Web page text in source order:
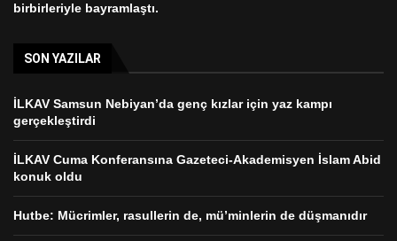
birbirleriyle bayramlaştı.
SON YAZILAR
İLKAV Samsun Nebiyan’da genç kızlar için yaz kampı
gerçekleştirdi
İLKAV Cuma Konferansına Gazeteci-Akademisyen İslam Abid
konuk oldu
Hutbe: Mücrimler, rasullerin de, mü’minlerin de düşmanıdır